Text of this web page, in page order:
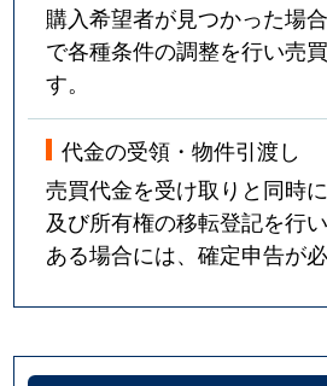
購入希望者が見つかった場
で各種条件の調整を行い売
す。
代金の受領・物件引渡し
売買代金を受け取りと同時
及び所有権の移転登記を行
ある場合には、確定申告が